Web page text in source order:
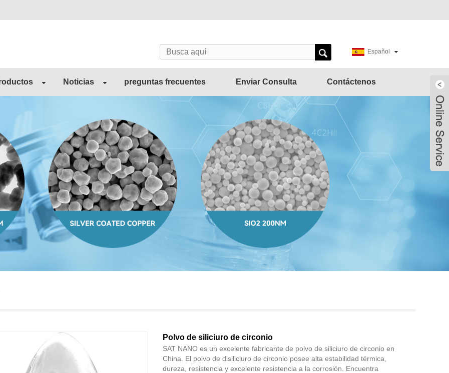
Español
Noticias preguntas frecuentes Enviar Consulta Contáctenos
Polvo de siliciuro de circonio
SAT NANO es un excelente fabricante de polvo de siliciuro de circonio en
China. El polvo de disiliciuro de circonio posee alta estabilidad térmica,
dureza, resistencia y excelente resistencia a la corrosión. Encuentra